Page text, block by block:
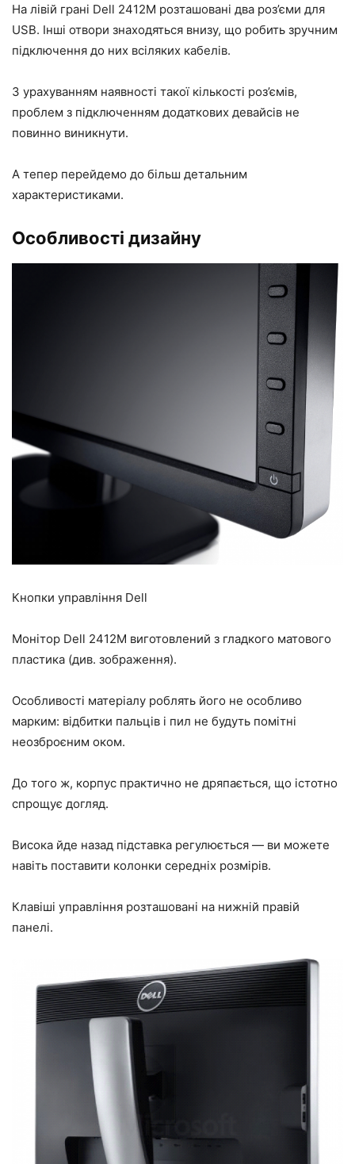
На лівій грані Dell 2412M розташовані два роз’єми для
USB. Інші отвори знаходяться внизу, що робить зручним
підключення до них всіляких кабелів.
З урахуванням наявності такої кількості роз’ємів,
проблем з підключенням додаткових девайсів не
повинно виникнути.
А тепер перейдемо до більш детальним
характеристиками.
Особливості дизайну
Кнопки управління Dell
Монітор Dell 2412M виготовлений з гладкого матового
пластика (див. зображення).
Особливості матеріалу роблять його не особливо
марким: відбитки пальців і пил не будуть помітні
неозброєним оком.
До того ж, корпус практично не дряпається, що істотно
спрощує догляд.
Висока йде назад підставка регулюється — ви можете
навіть поставити колонки середніх розмірів.
Клавіші управління розташовані на нижній правій
панелі.